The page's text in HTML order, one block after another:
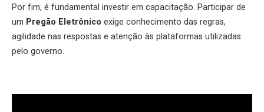
Por fim, é fundamental investir em capacitação. Participar de
um Pregão Eletrônico exige conhecimento das regras,
agilidade nas respostas e atenção às plataformas utilizadas
pelo governo.